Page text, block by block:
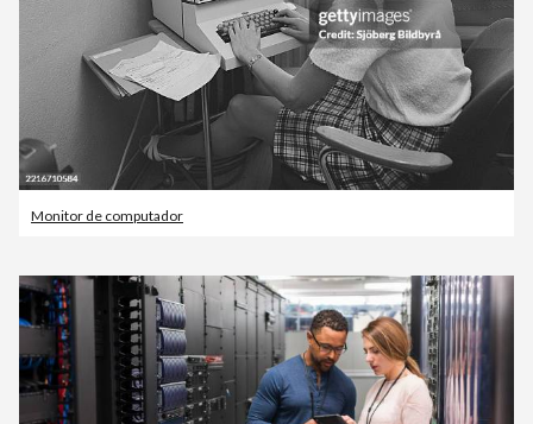
Monitor de computador